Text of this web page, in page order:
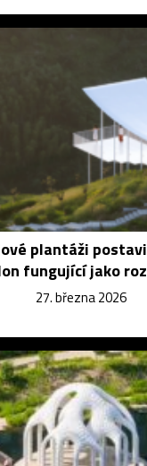
plantáži
fungující jako
27. března 2026